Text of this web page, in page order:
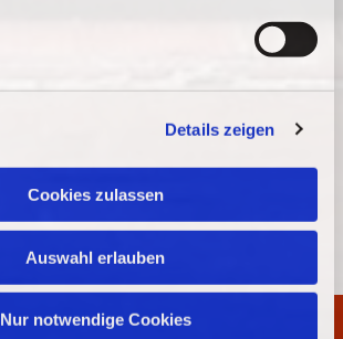
Details zeigen
Cookies zulassen
Auswahl erlauben
Nur notwendige Cookies